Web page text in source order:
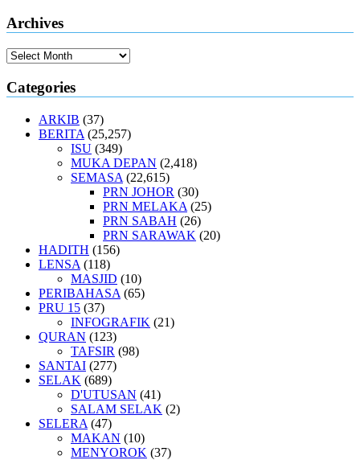
Archives
Archives
Categories
ARKIB (37)
BERITA (25,257)
ISU (349)
MUKA DEPAN (2,418)
SEMASA (22,615)
PRN JOHOR (30)
PRN MELAKA (25)
PRN SABAH (26)
PRN SARAWAK (20)
HADITH (156)
LENSA (118)
MASJID (10)
PERIBAHASA (65)
PRU 15 (37)
INFOGRAFIK (21)
QURAN (123)
TAFSIR (98)
SANTAI (277)
SELAK (689)
D'UTUSAN (41)
SALAM SELAK (2)
SELERA (47)
MAKAN (10)
MENYOROK (37)